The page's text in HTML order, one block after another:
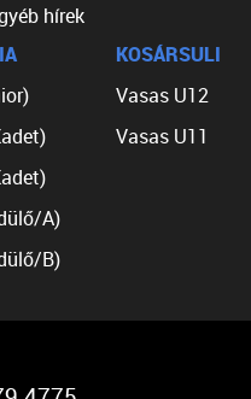
hírek
A)
B)
KOSÁRSULI
Vasas U12
Vasas U11